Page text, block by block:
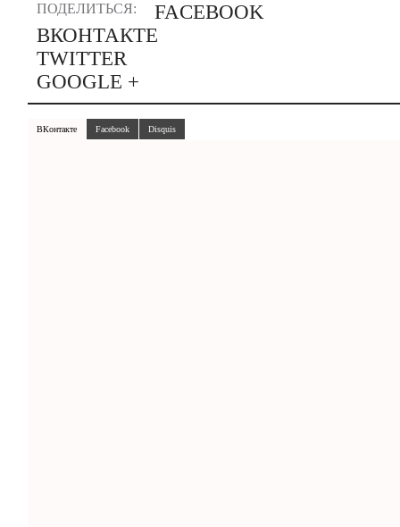
ПОДЕЛИТЬСЯ:
FACEBOOK
ВКОНТАКТЕ
TWITTER
GOOGLE +
ВКонтакте Facebook Disquis